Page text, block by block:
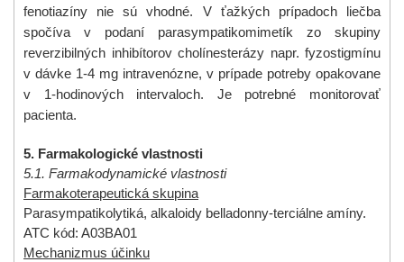
fenotiazíny nie sú vhodné. V ťažkých prípadoch liečba
spočíva v podaní parasympatikomimetík zo skupiny
reverzibilných inhibítorov cholínesterázy napr. fyzostigmínu
v dávke 1-4 mg intravenózne, v prípade potreby opakovane
v 1-hodinových intervaloch. Je potrebné monitorovať
pacienta.
5. Farmakologické vlastnosti
5.1. Farmakodynamické vlastnosti
Farmakoterapeutická skupina
Parasympatikolytiká, alkaloidy belladonny-terciálne amíny.
ATC kód: A03BA01
Mechanizmus účinku